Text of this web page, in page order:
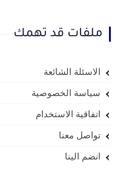
ملفات قد تهمك
الاسئلة الشائعة
سياسة الخصوصية
اتفاقية الاستخدام
تواصل معنا
انضم الينا